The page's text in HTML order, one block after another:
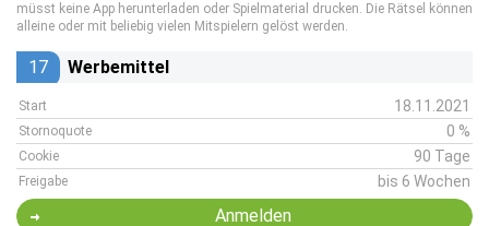
müsst keine App herunterladen oder Spielmaterial drucken. Die Rätsel können
alleine oder mit beliebig vielen Mitspielern gelöst werden.
17 Werbemittel
Start 18.11.2021
Stornoquote 0 %
Cookie 90 Tage
Freigabe bis 6 Wochen
Anmelden